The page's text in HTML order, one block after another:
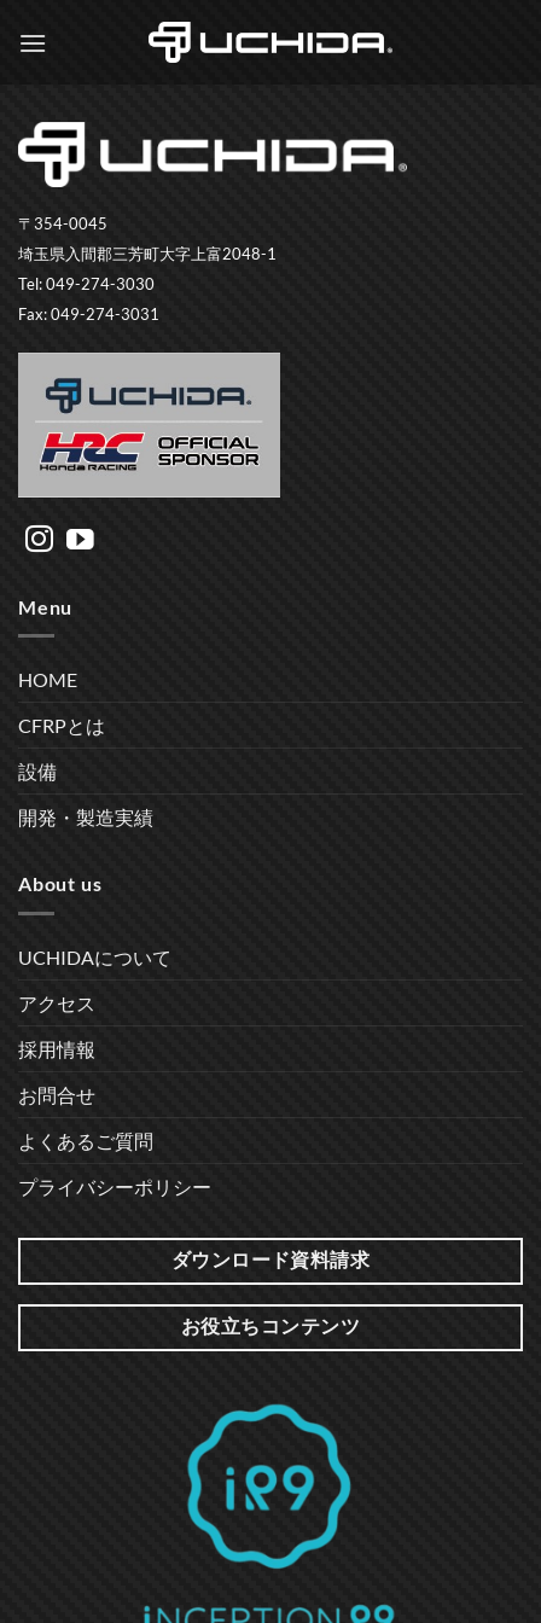
〒354-0045
埼玉県入間郡三芳町大字上富2048-1
Tel: 049-274-3030
Fax: 049-274-3031
Menu
HOME
CFRPとは
設備
開発・製造実績
About us
UCHIDAについて
アクセス
採用情報
お問合せ
よくあるご質問
プライバシーポリシー
ダウンロード資料請求
お役立ちコンテンツ